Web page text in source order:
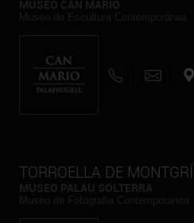
TORROELLA DE MONTGRÍ